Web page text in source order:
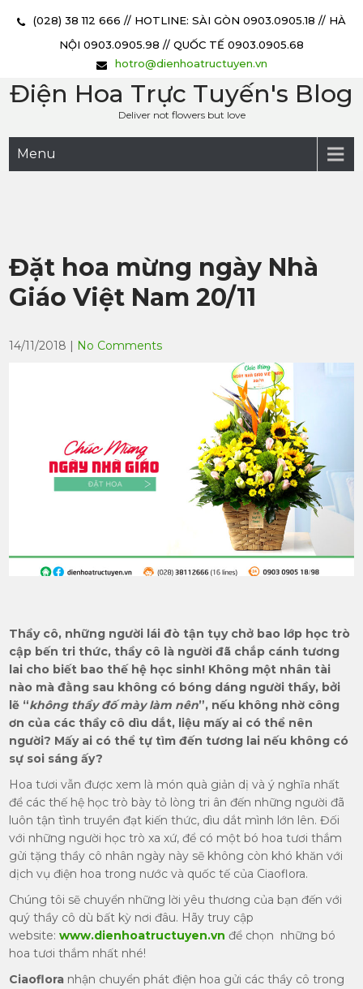
(028) 38 112 666 // HOTLINE: SÀI GÒN 0903.0905.18 // HÀ
NỘI 0903.0905.98 // QUỐC TẾ 0903.0905.68
hotro@dienhoatructuyen.vn
Điện Hoa Trực Tuyến's Blog
Deliver not flowers but love
Menu
Đặt hoa mừng ngày Nhà
Giáo Việt Nam 20/11
14/11/2018 | No Comments
Thầy cô, những người lái đò tận tụy chở bao lớp học trò
cập bến tri thức, thầy cô là người đã chắp cánh tương
lai cho biết bao thế hệ học sinh! Không một nhân tài
nào mà đằng sau không có bóng dáng người thầy, bởi
lẽ “không thầy đố mày làm nên”, nếu không nhờ công
ơn của các thầy cô dìu dắt, liệu mấy ai có thể nên
người? Mấy ai có thể tự tìm đến tương lai nếu không có
sự soi sáng ấy?
Hoa tươi vẫn được xem là món quà giản dị và ý nghĩa nhất
để các thế hệ học trò bày tỏ lòng tri ân đến những người đã
luôn tận tình truyền đạt kiến thức, dìu dắt mình lớn lên. Đối
với những người học trò xa xứ, để có một bó hoa tươi thắm
gửi tặng thầy cô nhân ngày này sẽ không còn khó khăn với
dịch vụ điện hoa trong nước và quốc tế của Ciaoflora.
Chúng tôi sẽ chuyển những lời yêu thương của bạn đến với
quý thầy cô dù bất kỳ nơi đâu. Hãy truy cập
website:www.dienhoatructuyen.vn để chọn những bó
hoa tươi thắm nhất nhé!
Ciaoflora nhận chuyển phát điện hoa gửi các thầy cô trong